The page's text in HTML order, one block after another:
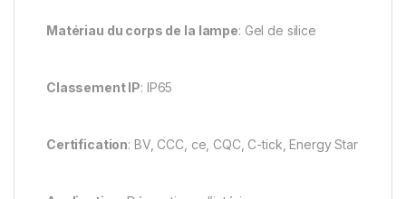
Matériau du corps de la lampe: Gel de silice
Classement IP: IP65
Certification: BV, CCC, ce, CQC, C-tick, Energy Star